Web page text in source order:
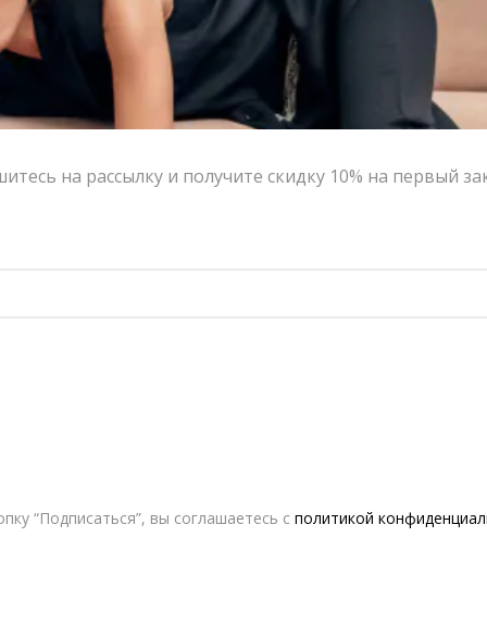
на рассылку и получите скидку 10% на первый
“Подписаться”, вы соглашаетесь с политикой